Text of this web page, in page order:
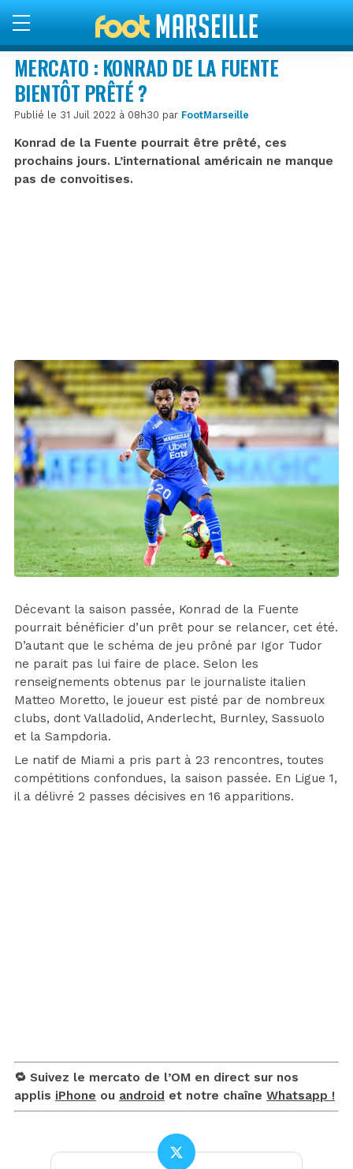
MERCATO : KONRAD DE LA FUENTE
BIENTÔT PRÊTÉ ?
Publié le 31 Juil 2022 à 08h30 par FootMarseille
Konrad de la Fuente pourrait être prêté, ces
prochains jours. L’international américain ne manque
pas de convoitises.
Décevant la saison passée, Konrad de la Fuente
pourrait bénéficier d’un prêt pour se relancer, cet été.
D’autant que le schéma de jeu prôné par Igor Tudor
ne parait pas lui faire de place. Selon les
renseignements obtenus par le journaliste italien
Matteo Moretto, le joueur est pisté par de nombreux
clubs, dont Valladolid, Anderlecht, Burnley, Sassuolo
et la Sampdoria.
Le natif de Miami a pris part à 23 rencontres, toutes
compétitions confondues, la saison passée. En Ligue 1,
il a délivré 2 passes décisives en 16 apparitions.
🔁 Suivez le mercato de l’OM en direct sur nos
applis iPhone ou android et notre chaîne Whatsapp !